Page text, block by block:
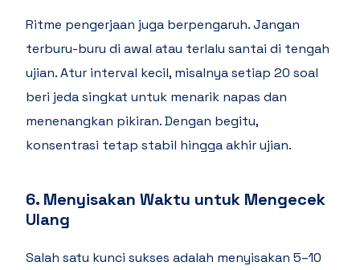
Ritme pengerjaan juga berpengaruh. Jangan
terburu-buru di awal atau terlalu santai di tengah
ujian. Atur interval kecil, misalnya setiap 20 soal
beri jeda singkat untuk menarik napas dan
menenangkan pikiran. Dengan begitu,
konsentrasi tetap stabil hingga akhir ujian.
6. Menyisakan Waktu untuk Mengecek
Ulang
Salah satu kunci sukses adalah menyisakan 5–10